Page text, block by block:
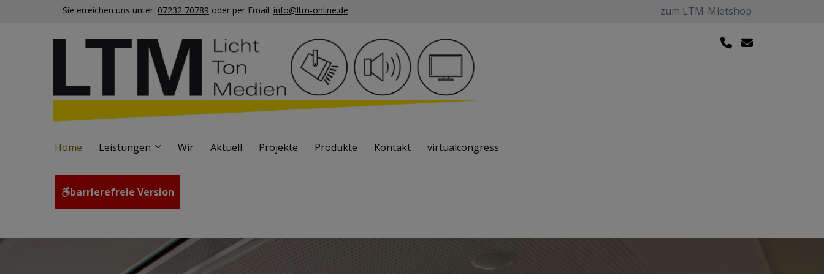
Sie erreichen uns unter: 07232 70789 oder per Email: info@ltm-online.de zum LTM-Mietshop
Home Leistungen Wir Aktuell Projekte Produkte Kontakt virtualcongress
barrierefreie Version